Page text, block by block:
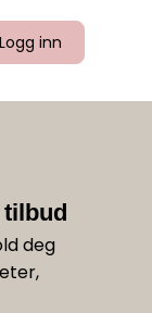
Logg inn
deg